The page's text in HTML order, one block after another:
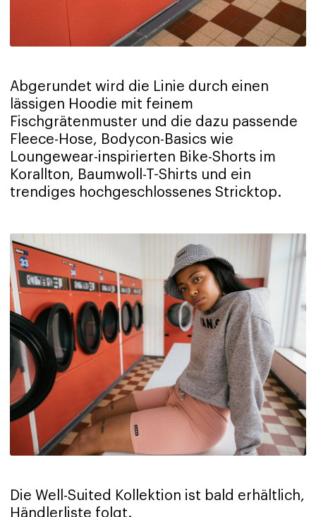
Abgerundet wird die Linie durch einen
lässigen Hoodie mit feinem
Fischgrätenmuster und die dazu passende
Fleece-Hose, Bodycon-Basics wie
Loungewear-inspirierten Bike-Shorts im
Korallton, Baumwoll-T-Shirts und ein
trendiges hochgeschlossenes Stricktop.
Die Well-Suited Kollektion ist bald erhältlich,
Händlerliste folgt.